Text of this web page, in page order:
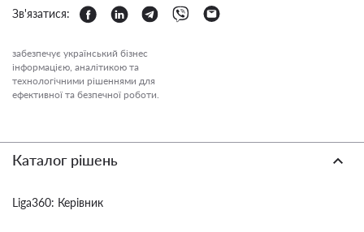
Зв'язатися:
забезпечує український бізнес
інформацією, аналітикою та
технологічними рішеннями для
ефективної та безпечної роботи.
Каталог рішень
Liga360: Керівник